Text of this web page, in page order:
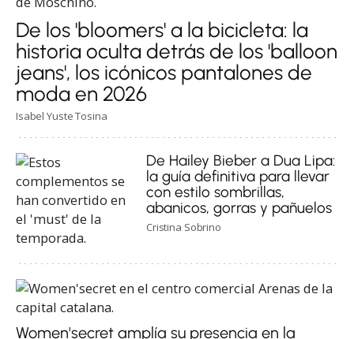
De los 'bloomers' a la bicicleta: la
historia oculta detrás de los 'balloon
jeans', los icónicos pantalones de
moda en 2026
Isabel Yuste Tosina
De Hailey Bieber a Dua Lipa:
la guía definitiva para llevar
con estilo sombrillas,
abanicos, gorras y pañuelos
Cristina Sobrino
Women'secret amplía su presencia en la